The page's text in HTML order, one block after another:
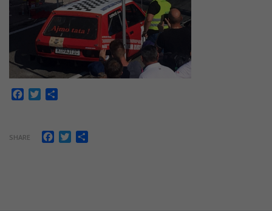
Facebook
Twitter
SHARE Facebook
Twitter